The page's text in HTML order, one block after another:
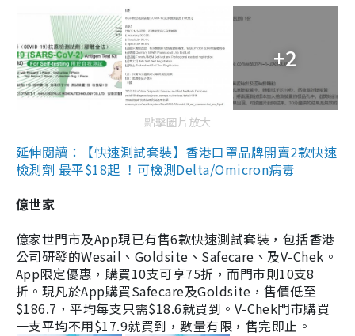
+2
點擊圖片放大
延伸閱讀：【快速測試套裝】香港口罩品牌開賣2款快速
檢測劑 最平$18起 ！可檢測Delta/Omicron病毒
億世家
億家世門市及App現已有售6款快速測試套裝，包括香港
公司研發的Wesail、Goldsite、Safecare、及V-Chek。
App限定優惠，購買10支可享75折，而門市則10支8
折。現凡於App購買Safecare及Goldsite，售價低至
$186.7，平均每支只需$18.6就買到。V-Chek門市購買
一支平均不用$17.9就買到，數量有限，售完即止。